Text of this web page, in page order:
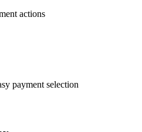
actions
payment selection